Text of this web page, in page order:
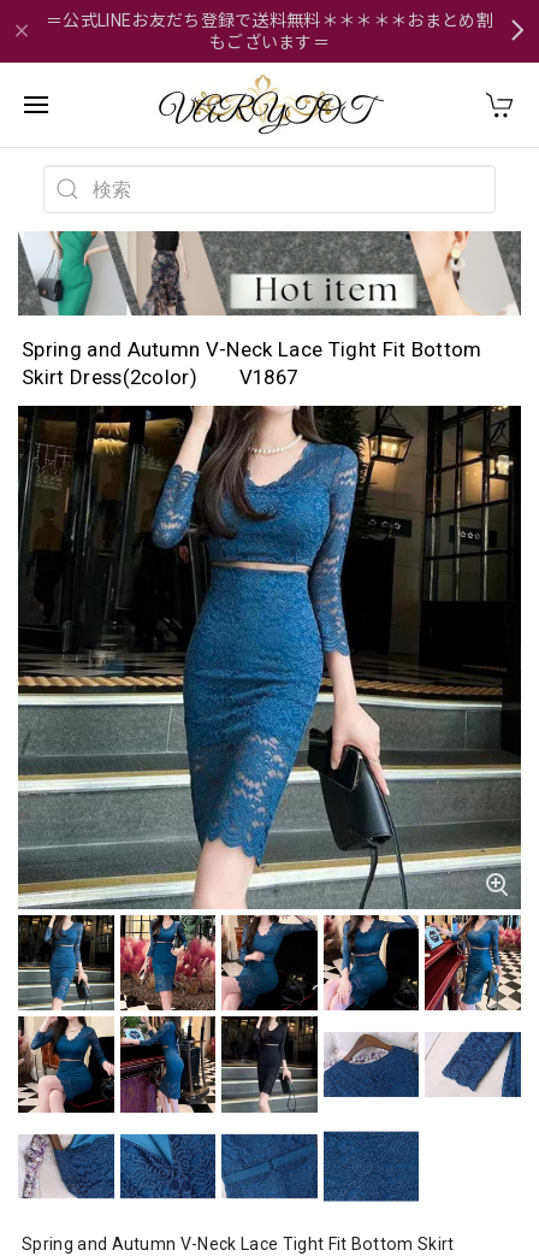
＝公式LINEお友だち登録で送料無料＊＊＊＊＊おまとめ割
もございます＝
Spring and Autumn V-Neck Lace Tight Fit Bottom
Skirt Dress(2color) V1867
Spring and Autumn V-Neck Lace Tight Fit Bottom Skirt